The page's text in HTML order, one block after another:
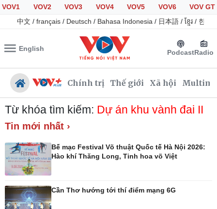
VOV1 VOV2 VOV3 VOV4 VOV5 VOV6
VOV GT
中文 / français / Deutsch / Bahasa Indonesia / 日本語 / ខ្មែរ / 한국
English PodcastRadio
Chính trị Thế giới Xã hội
Đảng
Tổ chức nhân sự
Quốc hội
Tin 24h
Việc làm
Từ khóa tìm kiếm: Dự án khu vành đai II
Tin mới nhất ›
Bế mạc Festival Võ thuật Quốc tế Hà Nội 2026:
Hào khí Thăng Long, Tinh hoa võ Việt
Cần Thơ hướng tới thí điểm mạng 6G